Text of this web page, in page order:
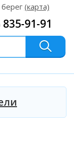
(карта)
835-91-91